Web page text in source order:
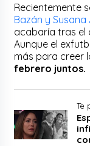
Recientemente
Bazán y
acabaría tras el
Aunque el
más para creer
febrero juntos.
Te